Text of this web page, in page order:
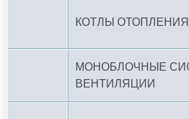
КОТЛЫ ОТОПЛЕНИЯ
МОНОБЛОЧНЫЕ
ВЕНТИЛЯЦИИ